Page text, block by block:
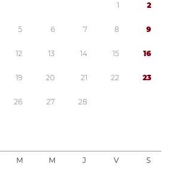
1 2
5 6 7 8 9
12 13 14 15 16
19 20 21 22 23
26 27 28
M M J V S